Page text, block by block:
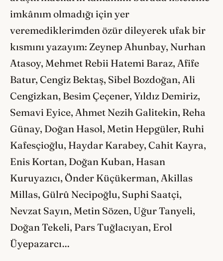
imkânım olmadığı için yer
veremediklerimden özür dileyerek ufak bir
kısmını yazayım: Zeynep Ahunbay, Nurhan
Atasoy, Mehmet Rebii Hatemi Baraz, Afife
Batur, Cengiz Bektaş, Sibel Bozdoğan, Ali
Cengizkan, Besim Çeçener, Yıldız Demiriz,
Semavi Eyice, Ahmet Nezih Galitekin, Reha
Günay, Doğan Hasol, Metin Hepgüler, Ruhi
Kafesçioğlu, Haydar Karabey, Cahit Kayra,
Enis Kortan, Doğan Kuban, Hasan
Kuruyazıcı, Önder Küçükerman, Akillas
Millas, Gülrû Necipoğlu, Suphi Saatçi,
Nevzat Sayın, Metin Sözen, Uğur Tanyeli,
Doğan Tekeli, Pars Tuğlacıyan, Erol
Üyepazarcı…